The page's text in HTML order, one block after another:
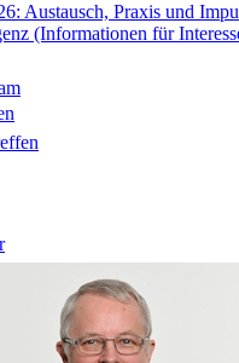
Austausch, Praxis und
(Informationen für